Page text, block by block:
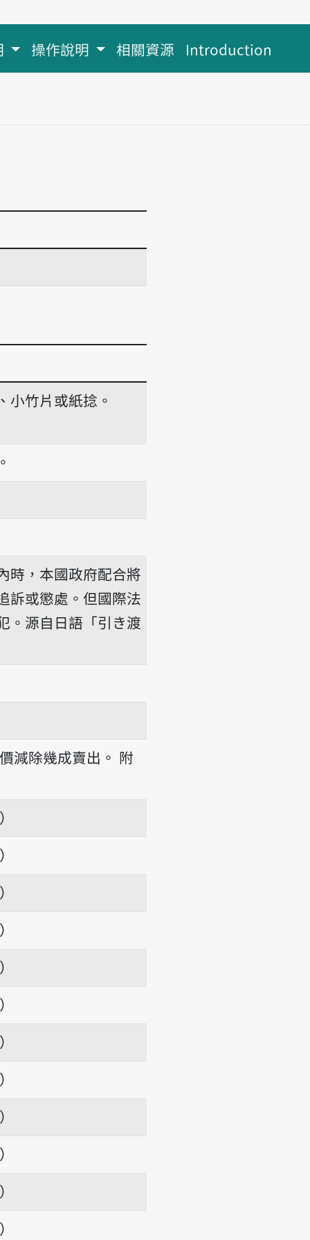
操作說明 相關資源 Introduction
小竹片或紙捻。
時，本國政府配合將
訴或懲處。但國際法
。源自日語「引き渡
減除幾成賣出。 附